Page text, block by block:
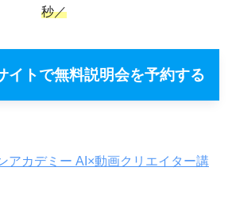
秒／
イトで無料説明会を予約する
アカデミー AI×動画クリエイター講